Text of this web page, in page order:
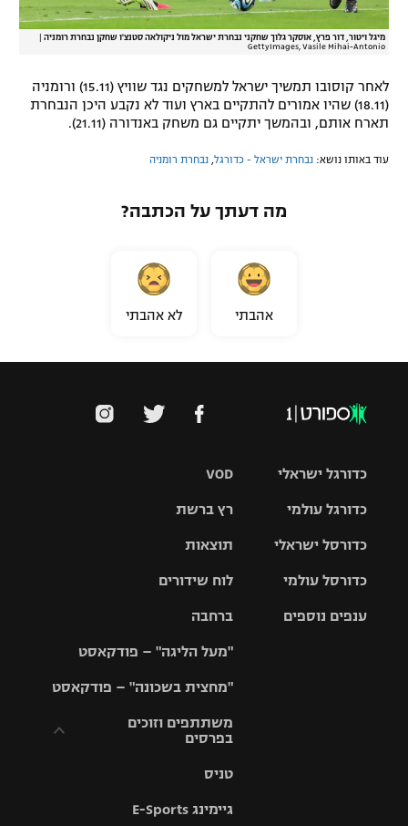
מיגל ויטור, דור פרץ, אוסקר גלוך שחקני נבחרת ישראל מול ניקולאה סטנצ'ו שחקן נבחרת רומניה
GettyImages, Vasile Mihai-Antonio
לאחר קוסובו תמשיך ישראל למשחקים נגד שוויץ (15.11) ורומניה
(18.11) שהיו אמורים להתקיים בארץ ועוד לא נקבע היכן הנבחרת
תארח אותם, ובהמשך יתקיים גם משחק באנדורה (21.11).
עוד באותו נושא: נבחרת ישראל - כדורגל נבחרת רומניה
מה דעתך על הכתבה?
אהבתי לא אהבתי
VOD
רץ ברשת
תוצאות
לוח שידורים
ברחבה
"מעל הליגה" – פודקאסט
"מחצית בשכונה" – פודקאסט
משתתפים וזוכים
בפרסים
וזוכים בפרסים
טניס
גיימינג E-Sports
כדורגל ישראלי
גביע הטוטו
כדורגל עולמי
האלופות
ליגה
כדורסל ישראלי
סל
כדורסל עולמי
ענפים נוספים